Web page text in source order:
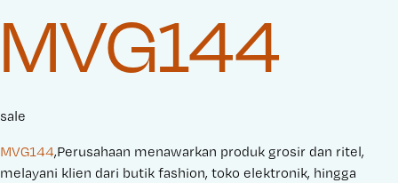
MVG144
sale
MVG144,Perusahaan menawarkan produk grosir dan ritel,
melayani klien dari butik fashion, toko elektronik, hingga